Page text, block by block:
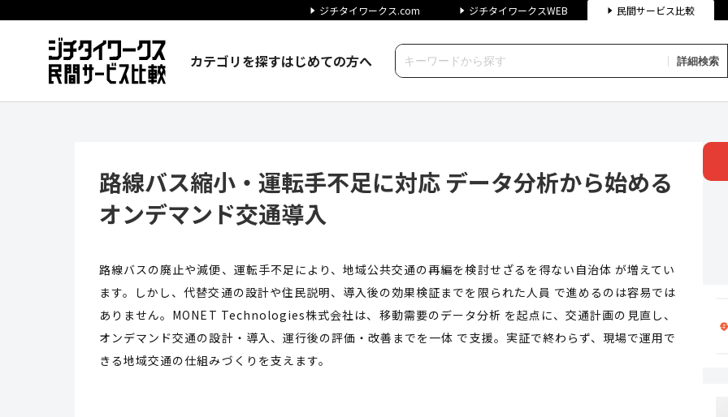
ジチタイワークス.com ジチタイワークスWEB 民間サービス比較
カテゴリを探すはじめての方へ 詳細検索
路線バス縮小・運転手不足に対応 データ分析から始める
オンデマンド交通導入
路線バスの廃止や減便、運転手不足により、地域公共交通の再編を検討せざるを得ない自治体 が増えてい
ます。しかし、代替交通の設計や住民説明、導入後の効果検証までを限られた人員 で進めるのは容易では
ありません。MONET Technologies株式会社は、移動需要のデータ分析 を起点に、交通計画の見直し、
オンデマンド交通の設計・導入、運行後の評価・改善までを一体 で支援。実証で終わらず、現場で運用で
きる地域交通の仕組みづくりを支えます。